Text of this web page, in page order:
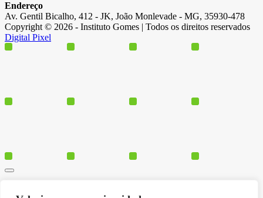
Endereço
Av. Gentil Bicalho, 412 - JK, João Monlevade - MG, 35930-478
Copyright © 2026 - Instituto Gomes | Todos os direitos reservados
Digital Pixel